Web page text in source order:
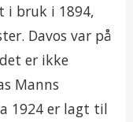
i bruk i 1894,
Davos var på
er ikke
Manns
1924 er lagt til